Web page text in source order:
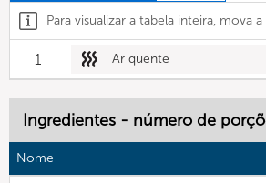
Para visualizar a tabela inteira, mova
1 Ar quente
Ingredientes - número de
Nome